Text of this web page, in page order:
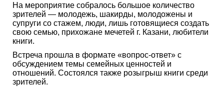
На мероприятие собралось большое количество
зрителей — молодежь, шакирды, молодожены и
супруги со стажем, люди, лишь готовящиеся создать
свою семью, прихожане мечетей г. Казани, любители
книги.
Встреча прошла в формате «вопрос-ответ» с
обсуждением темы семейных ценностей и
отношений. Состоялся также розыгрыш книги среди
зрителей.